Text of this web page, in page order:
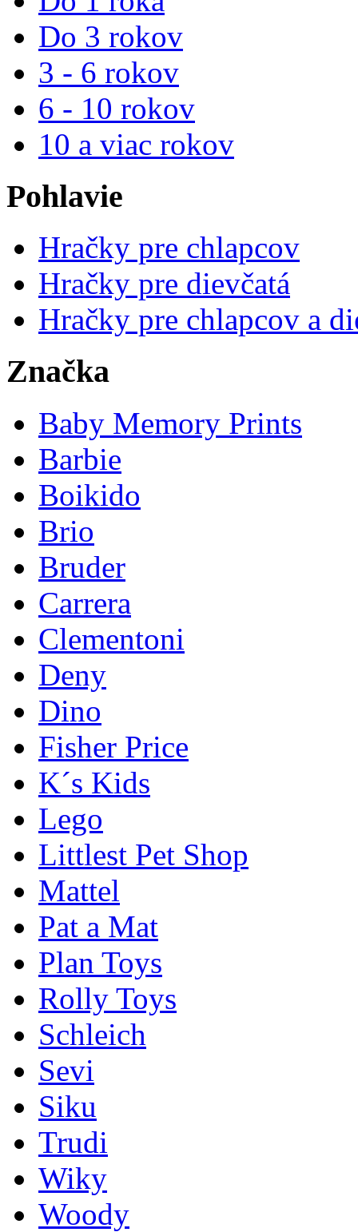
Do 3 rokov
3 - 6 rokov
6 - 10 rokov
10 a viac rokov
Pohlavie
Hračky pre chlapcov
Hračky pre dievčatá
Hračky pre chlapcov a
Značka
Baby Memory Prints
Barbie
Boikido
Brio
Bruder
Carrera
Clementoni
Deny
Dino
Fisher Price
K´s Kids
Lego
Littlest Pet Shop
Mattel
Pat a Mat
Plan Toys
Rolly Toys
Schleich
Sevi
Siku
Trudi
Wiky
Woody